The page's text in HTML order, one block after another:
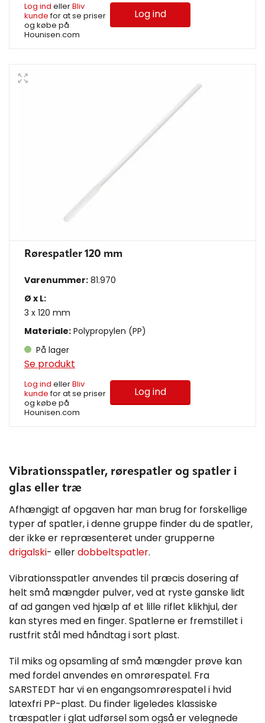
Log ind ellerBliv
kundefor at se priser
og købe på
Hounisen.com
Log ind
Rørespatler 120 mm
Varenummer: 81.970
Ø x L:
3 x 120 mm
Materiale: Polypropylen (PP)
På lager
Se produkt
Log ind ellerBliv
kundefor at se priser
og købe på
Hounisen.com
Log ind
Vibrationsspatler, rørespatler og spatler i
glas eller træ
Afhængigt af opgaven har man brug for forskellige
typer af spatler, i denne gruppe finder du de spatler,
der ikke er repræsenteret under grupperne
drigalski- ellerdobbeltspatler.
Vibrationsspatler anvendes til præcis dosering af
helt små mængder pulver, ved at ryste ganske lidt
af ad gangen ved hjælp af et lille riflet klikhjul, der
kan styres med en finger. Spatlerne er fremstillet i
rustfrit stål med håndtag i sort plast.
Til miks og opsamling af små mængder prøve kan
med fordel anvendes en omrørespatel. Fra
SARSTEDT har vi en engangsomrørespatel i hvid
latexfri PP-plast. Du finder ligeledes klassiske
træspatler i glat udførsel som også er velegnede